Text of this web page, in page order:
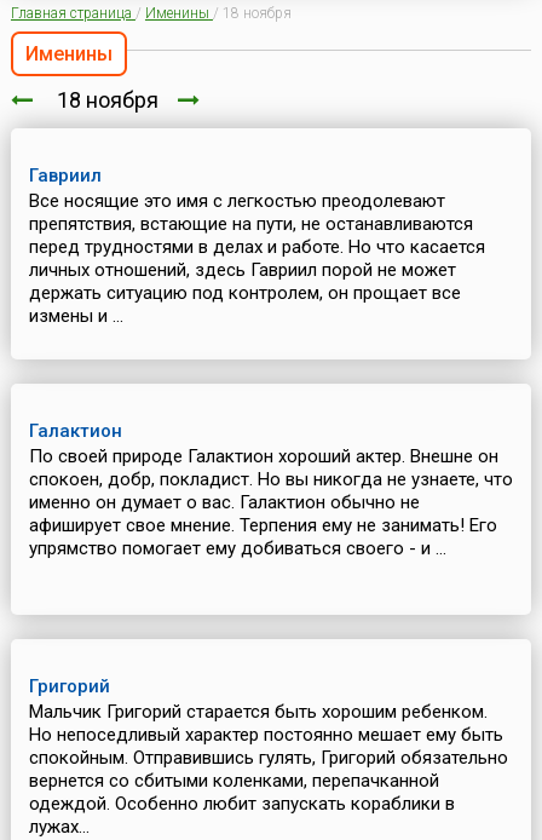
Главная страница / Именины / 18 ноября
Именины
18 ноября
Гавриил
Все носящие это имя с легкостью преодолевают
препятствия, встающие на пути, не останавливаются
перед трудностями в делах и работе. Но что касается
личных отношений, здесь Гавриил порой не может
держать ситуацию под контролем, он прощает все
измены и ...
Галактион
По своей природе Галактион хороший актер. Внешне он
спокоен, добр, покладист. Но вы никогда не узнаете, что
именно он думает о вас. Галактион обычно не
афиширует свое мнение. Терпения ему не занимать! Его
упрямство помогает ему добиваться своего - и ...
Григорий
Мальчик Григорий старается быть хорошим ребенком.
Но непоседливый характер постоянно мешает ему быть
спокойным. Отправившись гулять, Григорий обязательно
вернется со сбитыми коленками, перепачканной
одеждой. Особенно любит запускать кораблики в
лужах...